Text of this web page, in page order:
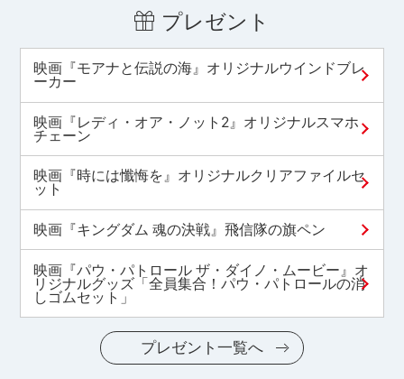
プレゼント
映画『モアナと伝説の海』オリジナルウインドブレ
ーカー
映画『レディ・オア・ノット2』オリジナルスマホ
チェーン
映画『時には懺悔を』オリジナルクリアファイルセ
ット
映画『キングダム 魂の決戦』飛信隊の旗ペン
映画『パウ・パトロール ザ・ダイノ・ムービー』オ
リジナルグッズ「全員集合！パウ・パトロールの消
しゴムセット」
プレゼント一覧へ